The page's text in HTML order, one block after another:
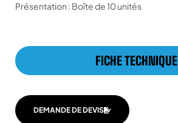
Présentation : Boîte de 10 unités
FICHE TECHNIQUE
DEMANDE DE DEVIS